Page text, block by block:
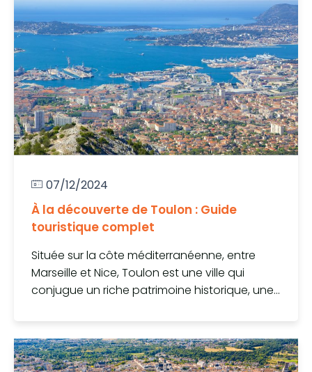
07/12/2024
À la découverte de Toulon : Guide
touristique complet
Située sur la côte méditerranéenne, entre
Marseille et Nice, Toulon est une ville qui
conjugue un riche patrimoine historique, une...